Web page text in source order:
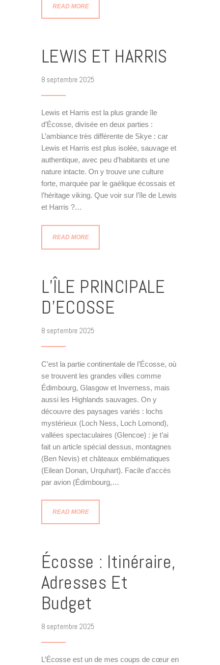
READ MORE
LEWIS ET HARRIS
8 septembre 2025
Lewis et Harris est la plus grande île
d’Écosse, divisée en deux parties :
L’ambiance très différente de Skye : car
Lewis et Harris est plus isolée, sauvage et
authentique, avec peu d’habitants et une
nature intacte. On y trouve une culture
forte, marquée par le gaélique écossais et
l’héritage viking. Que voir sur l’île de Lewis
et Harris ?…
READ MORE
L’ÎLE PRINCIPALE
D’ECOSSE
8 septembre 2025
C’est la partie continentale de l’Écosse, où
se trouvent les grandes villes comme
Édimbourg, Glasgow et Inverness, mais
aussi les Highlands sauvages. On y
découvre des paysages variés : lochs
mystérieux (Loch Ness, Loch Lomond),
vallées spectaculaires (Glencoe) : je t’ai
fait un article spécial dessus, montagnes
(Ben Nevis) et châteaux emblématiques
(Eilean Donan, Urquhart). Facile d’accès
par avion (Édimbourg,…
READ MORE
Écosse : Itinéraire,
Adresses Et
Budget
8 septembre 2025
L’Écosse est un de mes coups de cœur en